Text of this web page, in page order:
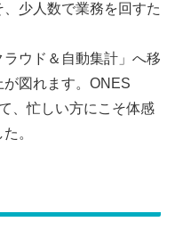
少人数で業務を回すた
ラウド＆自動集計」へ移
図れます。ONES
、忙しい方にこそ体感
。